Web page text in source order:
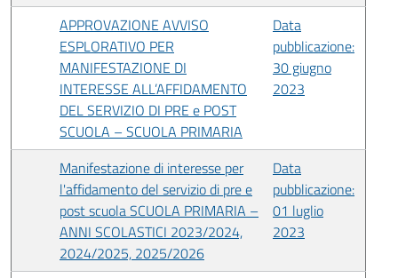
APPROVAZIONE AVVISO
ESPLORATIVO PER
MANIFESTAZIONE DI
INTERESSE ALL’AFFIDAMENTO
DEL SERVIZIO DI PRE e POST
SCUOLA – SCUOLA PRIMARIA
Data
pubblicazione:
30 giugno
2023
Manifestazione di interesse per
l'affidamento del servizio di pre e
post scuola SCUOLA PRIMARIA –
ANNI SCOLASTICI 2023/2024,
2024/2025, 2025/2026
Data
pubblicazione:
01 luglio
2023